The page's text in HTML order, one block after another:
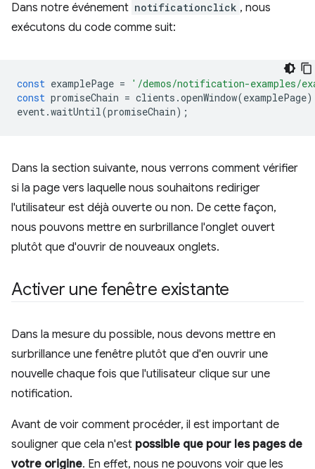
Dans notre événement notificationclick , nous
exécutons du code comme suit:
const examplePage =
'/demos/notification-examples/
const promiseChain = clients .openWindow(examplePage
event.waitUntil(promiseChain);
Dans la section suivante, nous verrons comment vérifier
si la page vers laquelle nous souhaitons rediriger
l'utilisateur est déjà ouverte ou non. De cette façon,
nous pouvons mettre en surbrillance l'onglet ouvert
plutôt que d'ouvrir de nouveaux onglets.
Activer une fenêtre existante
Dans la mesure du possible, nous devons mettre en
surbrillance une fenêtre plutôt que d'en ouvrir une
nouvelle chaque fois que l'utilisateur clique sur une
notification.
Avant de voir comment procéder, il est important de
souligner que cela n'est possible que pour les pages de
votre origine. En effet, nous ne pouvons voir que les